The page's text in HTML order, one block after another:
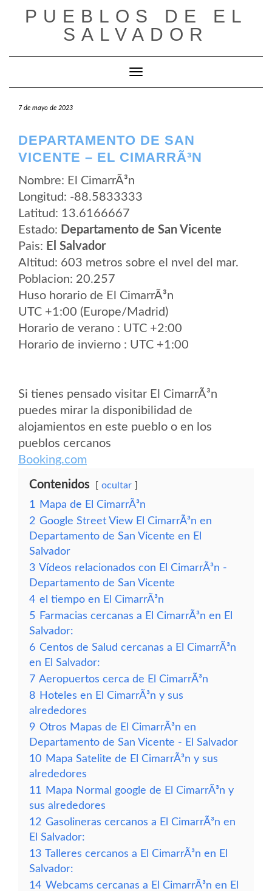
PUEBLOS DE EL
SALVADOR
Cambiar modo de navegación
7 de mayo de 2023
DEPARTAMENTO DE SAN
VICENTE – EL CIMARRÃ³N
Nombre: El CimarrÃ³n
Longitud: -88.5833333
Latitud: 13.6166667
Estado: Departamento de San Vicente
Pais: El Salvador
Altitud: 603 metros sobre el nvel del mar.
Poblacion: 20.257
Huso horario de El CimarrÃ³n
UTC +1:00 (Europe/Madrid)
Horario de verano : UTC +2:00
Horario de invierno : UTC +1:00
Si tienes pensado visitar El CimarrÃ³n
puedes mirar la disponibilidad de
alojamientos en este pueblo o en los
pueblos cercanos
Booking.com
Contenidos ocultar
1
Mapa de El CimarrÃ³n
2 Google Street View El CimarrÃ³n en
Departamento de San Vicente en El
Salvador
3 Vídeos relacionados con El CimarrÃ³n -
Departamento de San Vicente
4 el tiempo en El CimarrÃ³n
5 Farmacias cercanas a El CimarrÃ³n en El
Salvador:
6 Centos de Salud cercanas a El CimarrÃ³n
en El Salvador:
7 Aeropuertos cerca de El CimarrÃ³n
8 Hoteles en El CimarrÃ³n y sus
alrededores
9 Otros Mapas de El CimarrÃ³n en
Departamento de San Vicente - El Salvador
10 Mapa Satelite de El CimarrÃ³n y sus
alrededores
11
Mapa Normal google de El CimarrÃ³n y
sus alrededores
12 Gasolineras cercanos a El CimarrÃ³n en
El Salvador:
13 Talleres cercanos a El CimarrÃ³n en El
Salvador:
14 Webcams cercanas a El CimarrÃ³n en El